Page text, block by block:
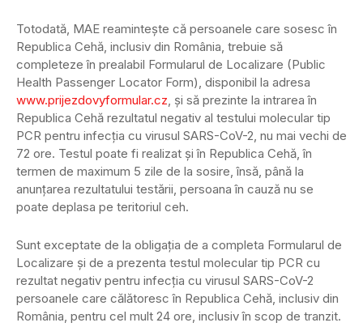
Totodată, MAE reaminteşte că persoanele care sosesc în
Republica Cehă, inclusiv din România, trebuie să
completeze în prealabil Formularul de Localizare (Public
Health Passenger Locator Form), disponibil la adresa
www.prijezdovyformular.cz, şi să prezinte la intrarea în
Republica Cehă rezultatul negativ al testului molecular tip
PCR pentru infecţia cu virusul SARS-CoV-2, nu mai vechi de
72 ore. Testul poate fi realizat şi în Republica Cehă, în
termen de maximum 5 zile de la sosire, însă, până la
anunţarea rezultatului testării, persoana în cauză nu se
poate deplasa pe teritoriul ceh.
Sunt exceptate de la obligaţia de a completa Formularul de
Localizare şi de a prezenta testul molecular tip PCR cu
rezultat negativ pentru infecţia cu virusul SARS-CoV-2
persoanele care călătoresc în Republica Cehă, inclusiv din
România, pentru cel mult 24 ore, inclusiv în scop de tranzit.